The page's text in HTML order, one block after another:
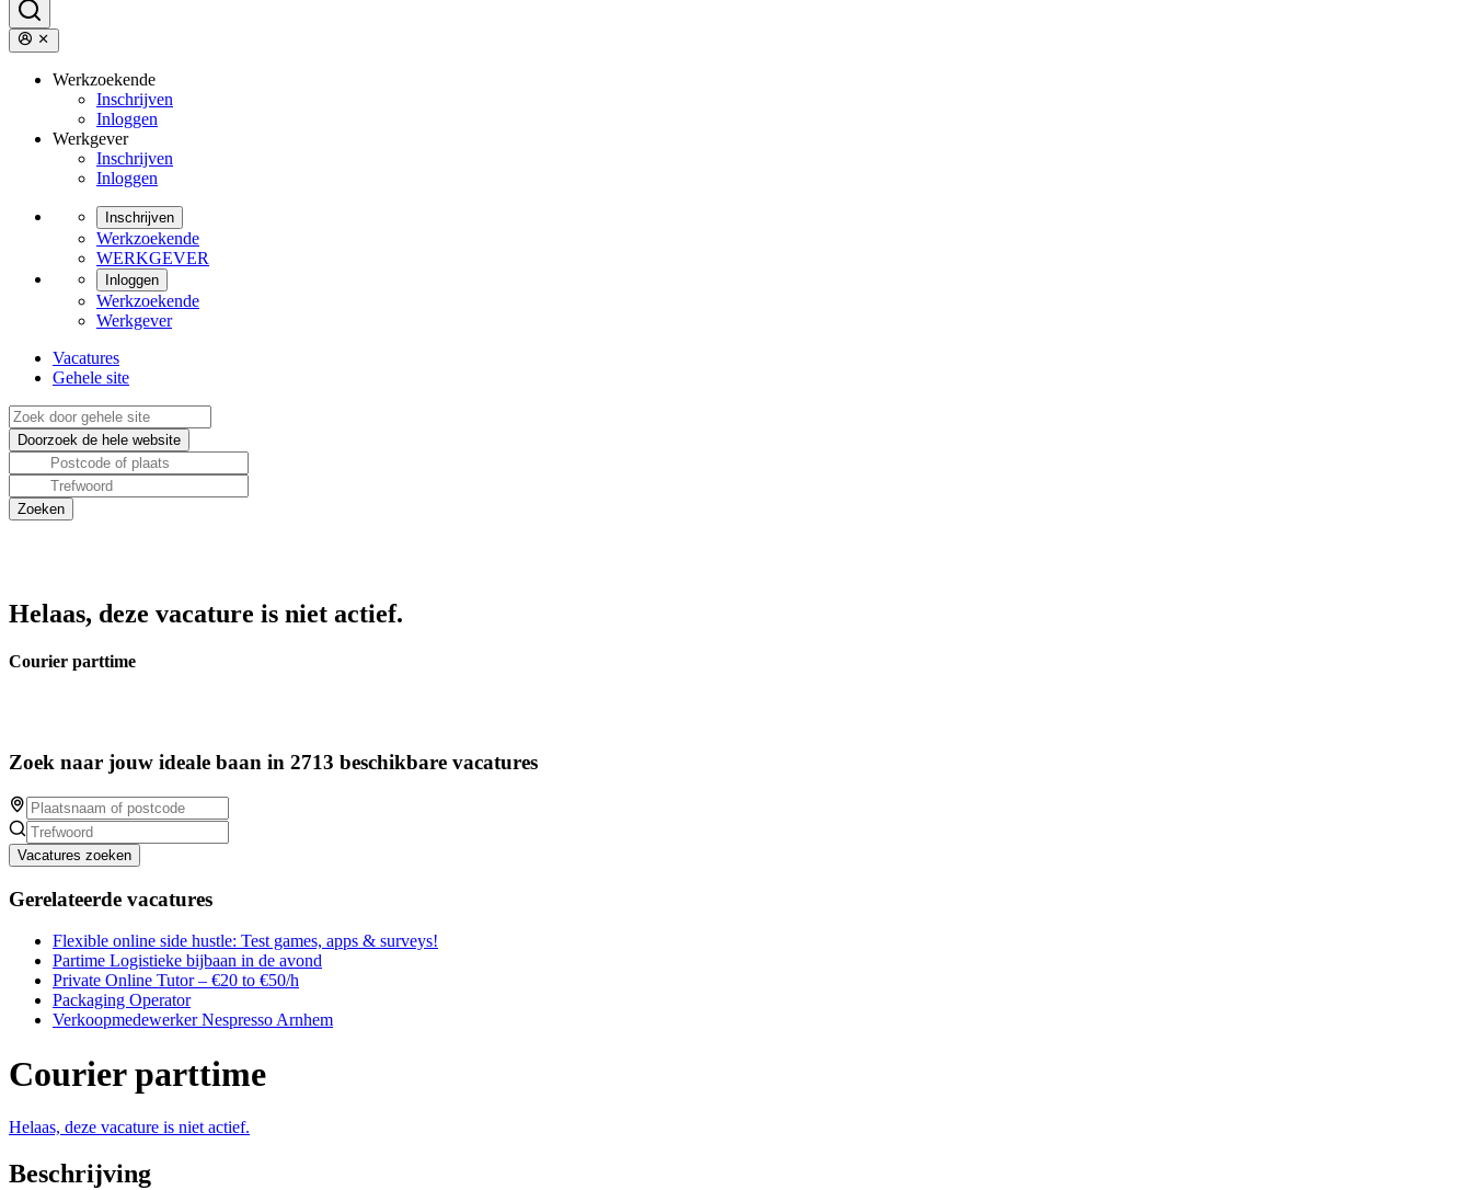
Werkzoekende
Inschrijven
Inloggen
Werkgever
Inschrijven
Inloggen
Inschrijven
Werkzoekende
WERKGEVER
Inloggen
Werkzoekende
Werkgever
Vacatures
Gehele site
Helaas, deze vacature is niet actief.
Courier parttime
Zoek naar jouw ideale baan in 2713 beschikbare vacatures
Vacatures zoeken
Gerelateerde vacatures
Flexible online side hustle: Test games, apps & surveys!
Partime Logistieke bijbaan in de avond
Private Online Tutor – €20 to €50/h
Packaging Operator
Verkoopmedewerker Nespresso Arnhem
Courier parttime
Helaas, deze vacature is niet actief.
Beschrijving